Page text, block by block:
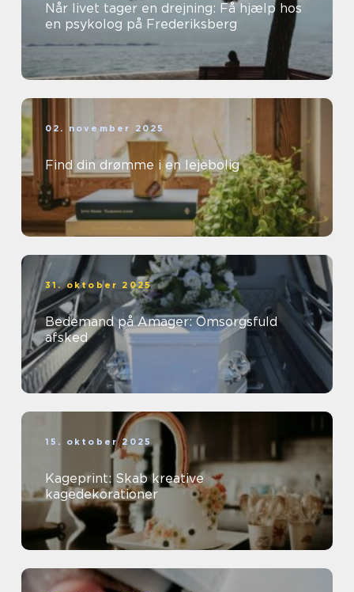
Når livet tager en drejning: Få hjælp hos
en psykolog på Frederiksberg
02. november 2025
Find din drømme i en lejebolig
31. oktober 2025
Bedemand på Amager: Omsorgsfuld
afsked
15. oktober 2025
Kageprint: Skab kreative
kagedekorationer